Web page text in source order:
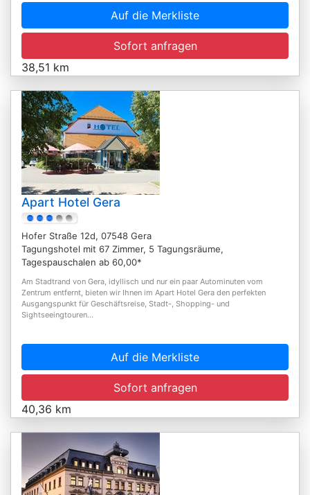
Auf die Merkliste
Sofort anfragen
38,51 km
Apart Hotel Gera
Hofer Straße 12d, 07548 Gera
Tagungshotel mit 67 Zimmer, 5 Tagungsräume,
Tagespauschalen ab 60,00*
Am Stadtrand von Gera, idyllisch und nur ein paar Autominuten vom
Zentrum entfernt, bieten wir Ihnen im Apart Hotel Gera den perfekten
Ausgangspunkt für Geschäftsreise, Stadt-, Shopping- und
Sightseeingtouren...
Auf die Merkliste
Sofort anfragen
40,36 km